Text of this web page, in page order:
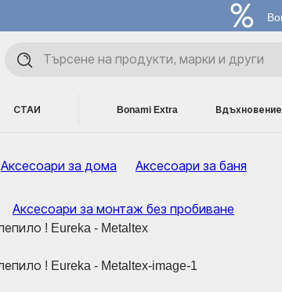
СТАИ Bonami Extra Вдъхновение
Аксесоари за дома Аксесоари за баня
Аксесоари за монтаж без пробиване